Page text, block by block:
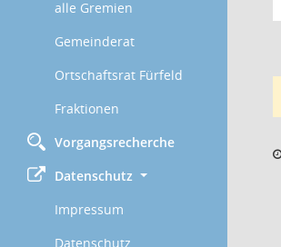
alle Gremien
Gemeinderat
Ortschaftsrat Fürfeld
Fraktionen
Vorgangsrecherche
Datenschutz
Impressum
Datenschutz